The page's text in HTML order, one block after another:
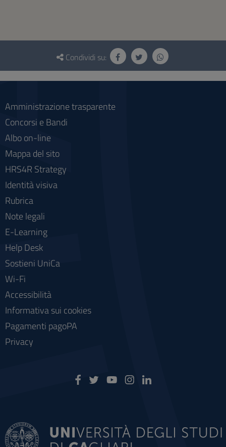
Questionario
social
Condividi su:
Amministrazione trasparente
Concorsi e Bandi
Albo on-line
Mappa del sito
HRS4R Strategy
Identità visiva
Rubrica
Note legali
E-Learning
Help Desk
Sostieni UniCa
Wi-Fi
Accessibilità
Informativa sui cookies
Pagamenti pagoPA
Privacy